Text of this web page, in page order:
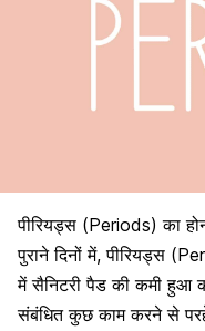
पीरियड्स (Periods) का
पुराने दिनों में, पीरियड्स
मेंसैनिटरी पैड की कमी हुआ
संबंधित कुछ काम करने से